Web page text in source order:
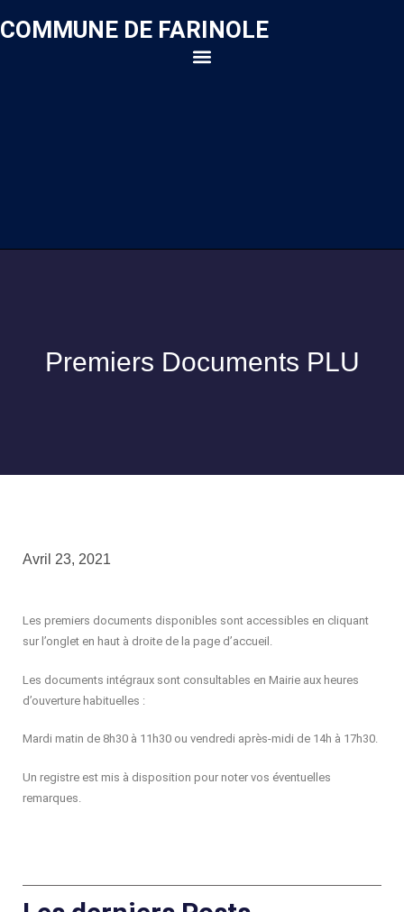
COMMUNE DE FARINOLE
Premiers Documents PLU
Avril 23, 2021
Les premiers documents disponibles sont accessibles en cliquant
sur l’onglet en haut à droite de la page d’accueil.
Les documents intégraux sont consultables en Mairie aux heures
d’ouverture habituelles :
Mardi matin de 8h30 à 11h30 ou vendredi après-midi de 14h à 17h30.
Un registre est mis à disposition pour noter vos éventuelles
remarques.